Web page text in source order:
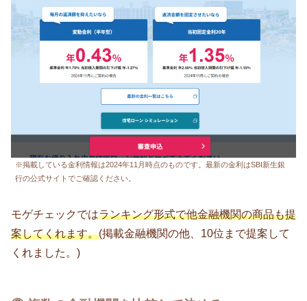
※掲載している金利情報は2024年11月時点のものです。最新の金利はSBI新生銀
行の公式サイトでご確認ください。
モゲチェックではランキング形式で他金融機関の商品も提
案してくれます。(掲載金融機関の他、10位まで提案して
くれました。)